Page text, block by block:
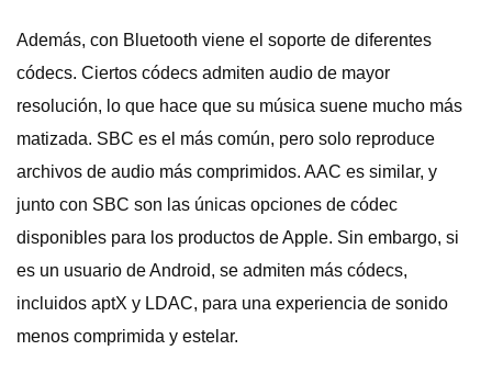
Además, con Bluetooth viene el soporte de diferentes
códecs. Ciertos códecs admiten audio de mayor
resolución, lo que hace que su música suene mucho más
matizada. SBC es el más común, pero solo reproduce
archivos de audio más comprimidos. AAC es similar, y
junto con SBC son las únicas opciones de códec
disponibles para los productos de Apple. Sin embargo, si
es un usuario de Android, se admiten más códecs,
incluidos aptX y LDAC, para una experiencia de sonido
menos comprimida y estelar.